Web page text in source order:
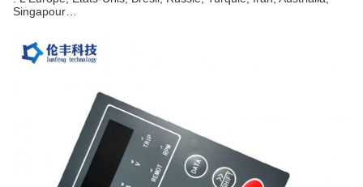
Singapour…